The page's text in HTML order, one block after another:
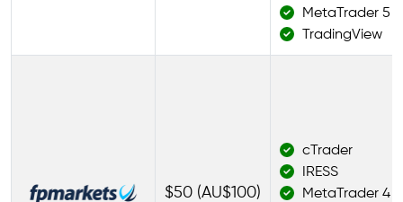
MetaTrader 5
TradingView
$50 (AU$100)
cTrader
IRESS
MetaTrader 4